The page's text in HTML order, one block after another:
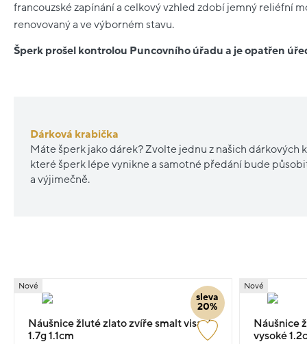
francouzské zapínání a celkový vzhled zdobí jemný reliéfní
renovovaný a ve výborném stavu.
Šperk prošel kontrolou Puncovního úřadu a je opatřen
Dárková krabička
Máte šperk jako dárek? Zvolte jednu z našich dárkových
které šperk lépe vynikne a samotné předání bude
a výjimečně.
sleva
20%
Nové
Náušnice žluté zlato zvíře smalt visací
1.7g 1.1cm
Nové
Náušnice
vysoké